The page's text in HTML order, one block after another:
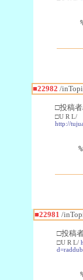
■22982 /
□投稿
□U R L/
http://
■22981 /
□投稿
□U R L/